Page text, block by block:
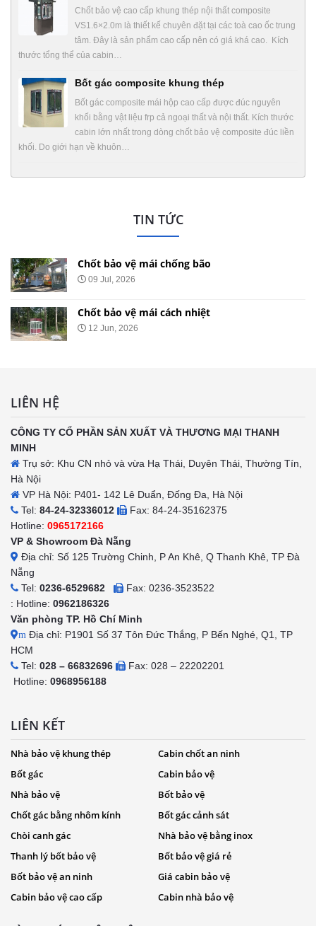
Chốt bảo vệ cao cấp khung thép nội thất composite
VS1.6×2.0m là thiết kế chuyên đặt tại các toà cao ốc trung
tâm. Đây là sản phẩm cao cấp nên có giá khá cao. Kích
thước tổng thể của cabin…
Bốt gác composite khung thép
Bốt gác composite mái hộp cao cấp được đúc nguyên
khối bằng vật liệu frp cả ngoại thất và nội thất. Kích thước
cabin lớn nhất trong dòng chốt bảo vệ composite đúc liền
khối. Do giới hạn về khuôn…
TIN TỨC
Chốt bảo vệ mái chống bão
09 Jul, 2026
Chốt bảo vệ mái cách nhiệt
12 Jun, 2026
LIÊN HỆ
CÔNG TY CỔ PHẦN SẢN XUẤT VÀ THƯƠNG MẠI THANH
MINH
Trụ sở: Khu CN nhỏ và vừa Hạ Thái, Duyên Thái, Thường Tín,
Hà Nội
VP Hà Nội: P401- 142 Lê Duẩn, Đống Đa, Hà Nội
Tel: 84-24-32336012
Fax: 84-24-35162375
Hotline: 0965172166
VP & Showroom Đà Nẵng
Địa chỉ: Số 125 Trường Chinh, P An Khê, Q Thanh Khê, TP Đà
Nẵng
Tel: 0236-6529682
Fax: 0236-3523522
: Hotline: 0962186326
Văn phòng TP. Hồ Chí Minh
m Địa chỉ: P1901 Số 37 Tôn Đức Thắng, P Bến Nghé, Q1, TP
HCM
Tel: 028 – 66832696
Fax: 028 – 22202201
Hotline: 0968956188
LIÊN KẾT
Nhà bảo vệ khung thép
Cabin chốt an ninh
Bốt gác
Cabin bảo vệ
Nhà bảo vệ
Bốt bảo vệ
Chốt gác bằng nhôm kính
Bốt gác cảnh sát
Chòi canh gác
Nhà bảo vệ bằng inox
Thanh lý bốt bảo vệ
Bốt bảo vệ giá rẻ
Bốt bảo vệ an ninh
Giá cabin bảo vệ
Cabin bảo vệ cao cấp
Cabin nhà bảo vệ